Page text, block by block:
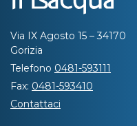
Via IX Agosto 15 – 34170
Gorizia
Telefono 0481-593111
Fax: 0481-593410
Contattaci